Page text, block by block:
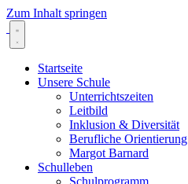
Zum Inhalt springen
Startseite
Unsere Schule
Unterrichtszeiten
Leitbild
Inklusion & Diversität
Berufliche Orientierung
Margot Barnard
Schulleben
Schulprogramm